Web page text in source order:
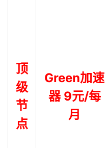
顶
级
节
点
Green加速
器 9元/每
月